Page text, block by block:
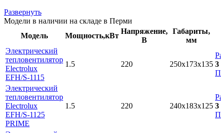
Развернуть
Модели в наличии на складе в Перми
Модель
Мощность,кВт
Напряжение,
В
Габариты,
мм
Электрический
тепловентилятор
Electrolux
EFH/S-1115
1.5 220 250x173x135 3
Электрический
тепловентилятор
Electrolux
EFH/S-1125
PRIME
1.5 220 240x183x125 3